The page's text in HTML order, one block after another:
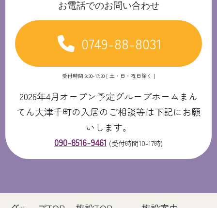
お電話でのお問い合わせ
0749-88-8031
受付時間 9:30-17:30 [ 土・日・祝日除く ]
2026年4月オープン予定グループホームまん
てん大津千町の入居のご相談等は下記にお願
いします。
090-8516-9461 (受付時間10-17時)